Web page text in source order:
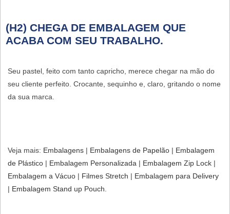
(H2) CHEGA DE EMBALAGEM QUE
ACABA COM SEU TRABALHO.
Seu pastel, feito com tanto capricho, merece chegar na mão do
seu cliente perfeito. Crocante, sequinho e, claro, gritando o nome
da sua marca.
Veja mais: Embalagens | Embalagens de Papelão ​ | Embalagem
de Plástico ​ | Embalagem Personalizada​ | Embalagem Zip Lock ​ |
Embalagem a Vácuo | Filmes Stretch | Embalagem para Delivery
| Embalagem Stand up Pouch